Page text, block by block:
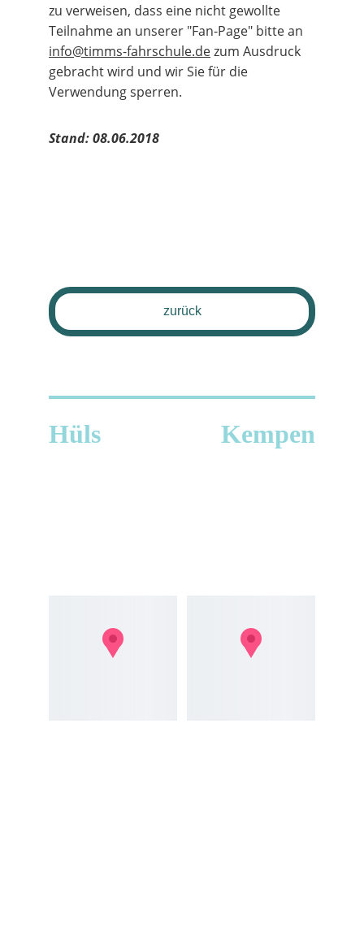
zu verweisen, dass eine nicht gewollte
Teilnahme an unserer "Fan-Page" bitte an
info@timms-fahrschule.de zum Ausdruck
gebracht wird und wir Sie für die
Verwendung sperren.
Stand: 08.06.2018
zurück
Hüls Kempen